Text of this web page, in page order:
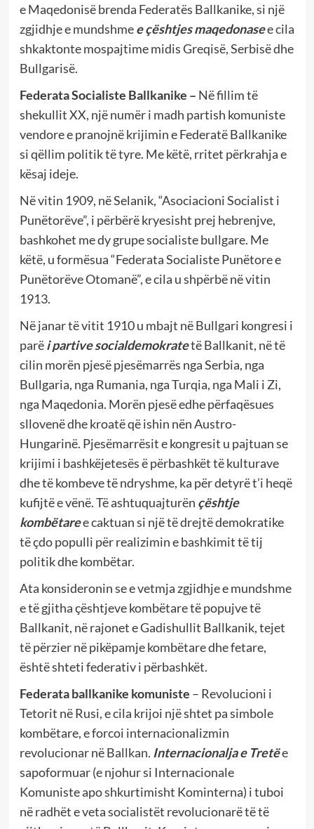
e Maqedonisë brenda Federatës Ballkanike, si një
zgjidhje e mundshmee çështjes maqedonasee cila
shkaktonte mospajtime midis Greqisë, Serbisë dhe
Bullgarisë.
Federata Socialiste Ballkanike – Në fillim të
shekullit XX, një numër i madh partish komuniste
vendore e pranojnë krijimin e Federatë Ballkanike
si qëllim politik të tyre. Me këtë, rritet përkrahja e
kësaj ideje.
Në vitin 1909, në Selanik, “Asociacioni Socialist i
Punëtorëve”, i përbërë kryesisht prej hebrenjve,
bashkohet me dy grupe socialiste bullgare. Me
këtë, u formësua “Federata Socialiste Punëtore e
Punëtorëve Otomanë”, e cila u shpërbë në vitin
1913.
Në janar të vitit 1910 u mbajt në Bullgari kongresi i
parëi partive socialdemokratetë Ballkanit, në të
cilin morën pjesë pjesëmarrës nga Serbia, nga
Bullgaria, nga Rumania, nga Turqia, nga Mali i Zi,
nga Maqedonia. Morën pjesë edhe përfaqësues
sllovenë dhe kroatë që ishin nën Austro-
Hungarinë. Pjesëmarrësit e kongresit u pajtuan se
krijimi i bashkëjetesës ë përbashkët të kulturave
dhe të kombeve të ndryshme, ka për detyrë t’i heqë
kufijtë e vënë. Të ashtuquajturën çështje
kombëtaree caktuan si një të drejtë demokratike
të çdo populli për realizimin e bashkimit të tij
politik dhe kombëtar.
Ata konsideronin se e vetmja zgjidhje e mundshme
e të gjitha çështjeve kombëtare të popujve të
Ballkanit, në rajonet e Gadishullit Ballkanik, tejet
të përzier në pikëpamje kombëtare dhe fetare,
është shteti federativ i përbashkët.
Federata ballkanike komuniste – Revolucioni i
Tetorit në Rusi, e cila krijoi një shtet pa simbole
kombëtare, e forcoi internacionalizmin
revolucionar në Ballkan. Internacionalja e Tretëe
sapoformuar (e njohur si Internacionale
Komuniste apo shkurtimisht Kominterna) i tuboi
në radhët e veta socialistët revolucionarë të të